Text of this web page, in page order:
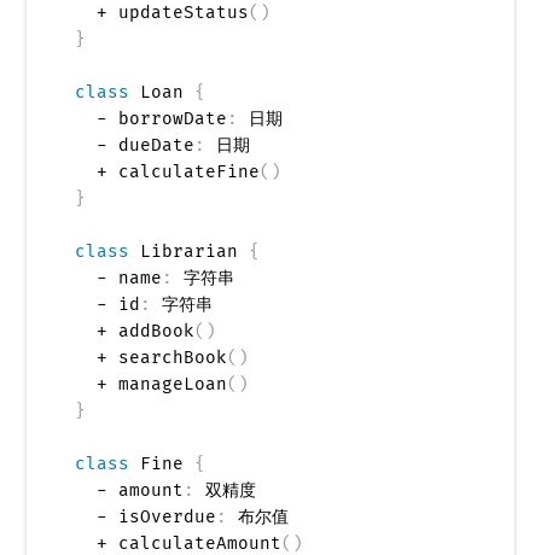
  + updateStatus
( )
}
class Loan {
  - borrowDate
:
日期
  - dueDate
:
日期
  + calculateFine
( )
}
class Librarian {
  - name
:
字符串
  - id
:
字符串
  + addBook
( )
  + searchBook
( )
  + manageLoan
( )
}
class Fine {
  - amount
:
双精度
  - isOverdue
:
布尔值
  + calculateAmount
( )